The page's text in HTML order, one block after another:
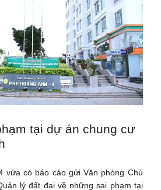
tại dự án chung cư
vừa có báo cáo gửi Văn phòng Chủ
lý đất đai về những sai phạm tại